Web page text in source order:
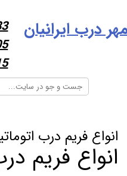
درب ایرانیان
انواع فریم درب
انواع فریم